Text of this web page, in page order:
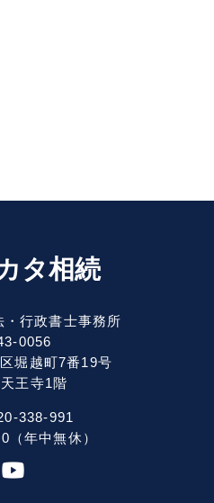
タ相続
・行政書士事務所
0056
堀越町7番19号
王寺1階
338-991
（年中無休）